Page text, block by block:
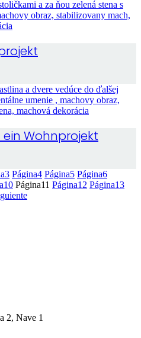
Wohnprojekt
3 Página4 Página5 Página6
10 Página11 Página12 Página13
2, Nave 1